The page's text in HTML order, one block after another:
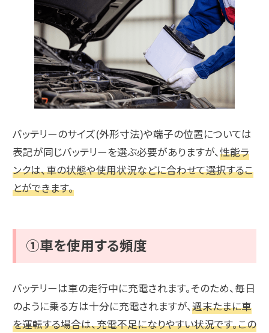
バッテリーのサイズ(外形寸法)や端子の位置については
表記が同じバッテリーを選ぶ必要がありますが、性能ラ
ンクは、車の状態や使用状況などに合わせて選択するこ
とができます。
①車を使用する頻度
バッテリーは車の走行中に充電されます。そのため、毎日
のように乗る方は十分に充電されますが、週末たまに車
を運転する場合は、充電不足になりやすい状況です。この